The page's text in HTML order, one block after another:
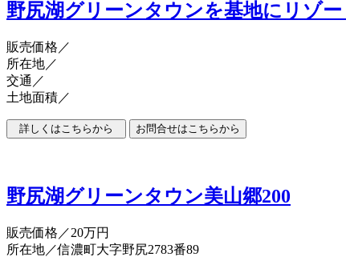
野尻湖グリーンタウンを基地にリゾ
販売価格 ／
所在地／
交通／
土地面積／
野尻湖グリーンタウン美山郷200
販売価格 ／20万円
所在地／信濃町大字野尻2783番89